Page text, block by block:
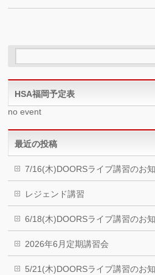
HSA福岡予定表
no event
最近の投稿
7/16(木)DOORSライブ講習のお
レジェンド講習
6/18(木)DOORSライブ講習のお
2026年6月定期講習会
5/21(木)DOORSライブ講習のお